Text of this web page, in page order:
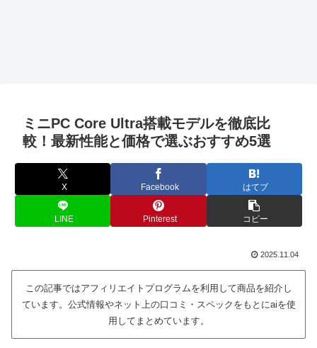
ミニPC Core Ultra搭載モデルを徹底比
較！最新性能と価格で選ぶおすすめ5選
X Facebook はてブ
LINE Pinterest コピー
2025.11.04
この記事ではアフィリエイトプログラムを利用して商品を紹介し
ています。公式情報やネット上の口コミ・スペックをもとにaiを使
用してまとめています。